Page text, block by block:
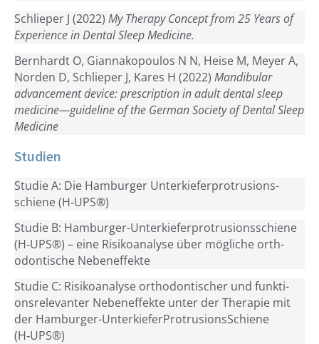
Schlie­per J (2022) My The­ra­py Con­cept from 25 Years of
Expe­ri­ence in Den­tal Sleep Medicine.
Bern­hardt O, Gian­na­ko­pou­los N N, Hei­se M, Mey­er A,
Nor­den D, Schlie­per J, Kares H (2022) Man­di­bu­lar
advance­ment device: pre­scrip­ti­on in adult den­tal sleep
medicine—guideline of the Ger­man Socie­ty of Den­tal Sleep
Medicine
Studien
Stu­die A: Die Ham­bur­ger Unter­kie­fer­pro­tru­si­ons­
schie­ne (H‑UPS®)
Stu­die B: Ham­bur­ger-Unter­kie­fer­pro­tru­si­ons­schie­ne
(H‑UPS®) – eine Risi­ko­ana­ly­se über mög­li­che orth­
odon­ti­sche Nebeneffekte
Stu­die C: Risi­ko­ana­ly­se orth­odon­ti­scher und funk­ti­
ons­re­le­van­ter Neben­ef­fek­te unter der The­ra­pie mit
der Ham­bur­ger-Unter­kie­fer­Pro­tru­si­ons­Schie­ne
(H‑UPS®)